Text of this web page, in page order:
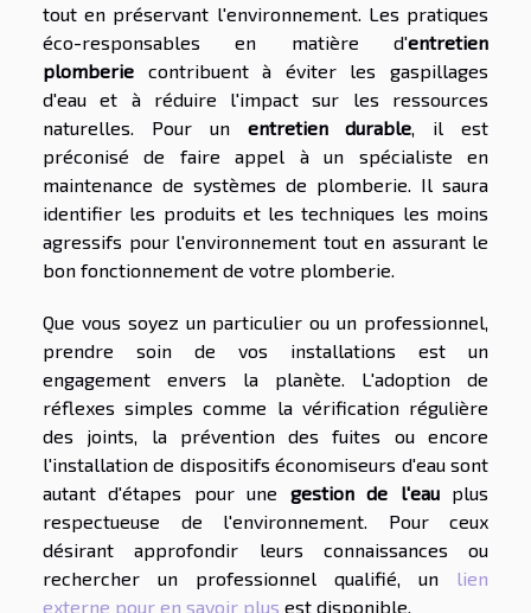
tout en préservant l'environnement. Les pratiques
éco-responsables en matière d'entretien
plomberie contribuent à éviter les gaspillages
d'eau et à réduire l'impact sur les ressources
naturelles. Pour un entretien durable , il est
préconisé de faire appel à un spécialiste en
maintenance de systèmes de plomberie. Il saura
identifier les produits et les techniques les moins
agressifs pour l'environnement tout en assurant le
bon fonctionnement de votre plomberie.
Que vous soyez un particulier ou un professionnel,
prendre soin de vos installations est un
engagement envers la planète. L'adoption de
réflexes simples comme la vérification régulière
des joints, la prévention des fuites ou encore
l'installation de dispositifs économiseurs d'eau sont
autant d'étapes pour une gestion de l'eauplus
respectueuse de l'environnement. Pour ceux
désirant approfondir leurs connaissances ou
rechercher un professionnel qualifié, un lien
externe pour en savoir plus est disponible.